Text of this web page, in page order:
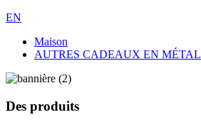
EN
Maison
AUTRES CADEAUX EN MÉTAL
Des produits